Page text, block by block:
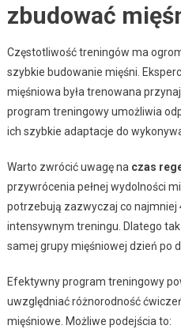
zbudować
Częstotliwość treningów ma
szybkie budowanie mięśni.
mięśniowa była trenowana
program treningowy umożliwia
ich szybkie adaptacje do
Warto zwrócić uwagę na czas
przywrócenia pełnej wydolności
potrzebują zazwyczaj co najmniej
intensywnym treningu. Dlatego
samej grupy mięśniowej dzień po
Efektywny program treningowy
uwzględniać różnorodność
mięśniowe. Możliwe podejścia to: